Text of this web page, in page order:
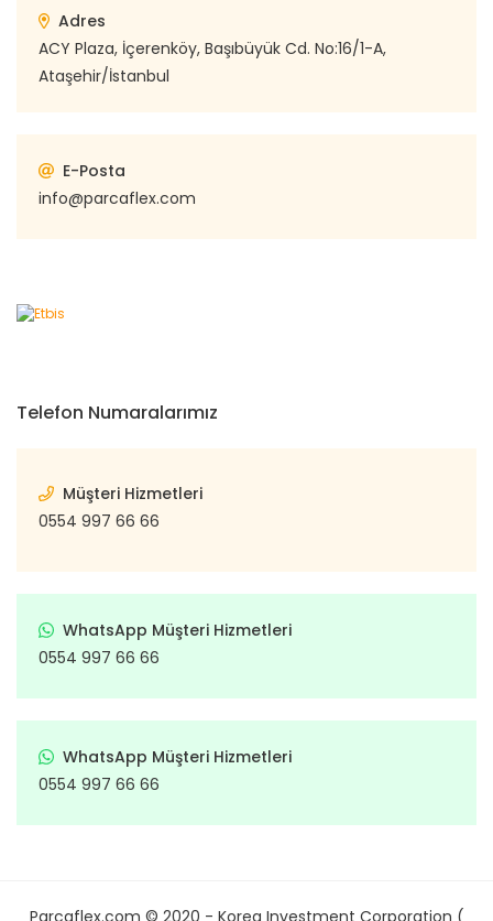
Adres
ACY Plaza, İçerenköy, Başıbüyük Cd. No:16/1-A,
Ataşehir/İstanbul
E-Posta
info@parcaflex.com
Telefon Numaralarımız
Müşteri Hizmetleri
0554 997 66 66
WhatsApp Müşteri Hizmetleri
0554 997 66 66
WhatsApp Müşteri Hizmetleri
0554 997 66 66
Parcaflex.com © 2020 - Korea Investment Corporation (